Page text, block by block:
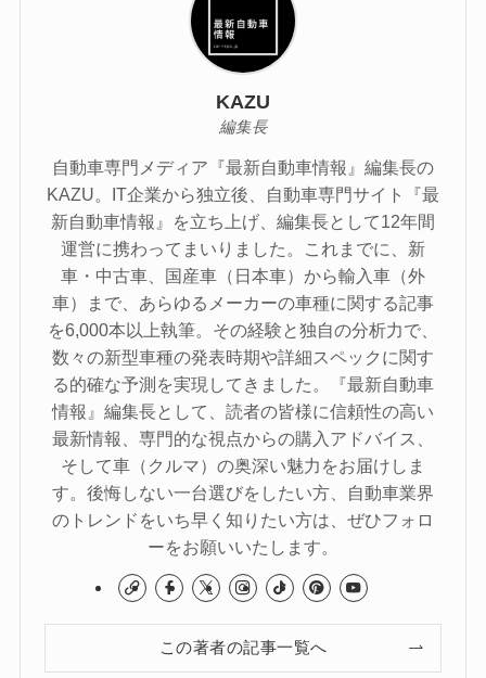
KAZU
編集長
自動車専門メディア『最新自動車情報』編集長の
KAZU。IT企業から独立後、自動車専門サイト『最
新自動車情報』を立ち上げ、編集長として12年間
運営に携わってまいりました。これまでに、新
車・中古車、国産車（日本車）から輸入車（外
車）まで、あらゆるメーカーの車種に関する記事
を6,000本以上執筆。その経験と独自の分析力で、
数々の新型車種の発表時期や詳細スペックに関す
る的確な予測を実現してきました。『最新自動車
情報』編集長として、読者の皆様に信頼性の高い
最新情報、専門的な視点からの購入アドバイス、
そして車（クルマ）の奥深い魅力をお届けしま
す。後悔しない一台選びをしたい方、自動車業界
のトレンドをいち早く知りたい方は、ぜひフォロ
ーをお願いいたします。
この著者の記事一覧へ